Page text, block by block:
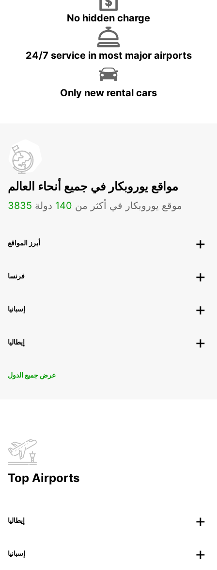
No hidden charge
24/7 service in most major airports
Only new rental cars
مواقع يوروبكار في جميع أنحاء العالم
3835 موقع يوروبكار في أكثر من 140 دولة
أبرز المواقع
فرنسا
إسبانيا
إيطاليا
عرض جميع الدول
Top Airports
إيطاليا
إسبانيا